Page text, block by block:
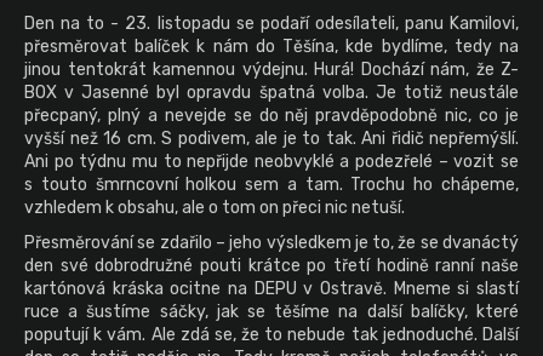
Den na to - 23. listopadu se podaří odesílateli, panu Kamilovi,
přesměrovat balíček k nám do Těšína, kde bydlíme, tedy na
jinou tentokrát kamennou výdejnu. Hurá! Dochází nám, že Z-
BOX v Jasenné byl opravdu špatná volba. Je totiž neustále
přecpaný, plný a nevejde se do něj pravděpodobně nic, co je
vyšší než 16 cm. S podivem, ale je to tak. Ani řidič nepřemýšlí.
Ani po týdnu mu to nepřijde neobvyklé a podezřelé – vozit se
s touto šmrncovní holkou sem a tam. Trochu ho chápeme,
vzhledem k obsahu, ale o tom on přeci nic netuší.
Přesměrování se zdařilo – jeho výsledkem je to, že se dvanáctý
den své dobrodružné pouti krátce po třetí hodině ranní naše
kartónová kráska ocitne na DEPU v Ostravě. Mneme si slastí
ruce a šustíme sáčky, jak se těšíme na další balíčky, které
poputují k vám. Ale zdá se, že to nebude tak jednoduché. Další